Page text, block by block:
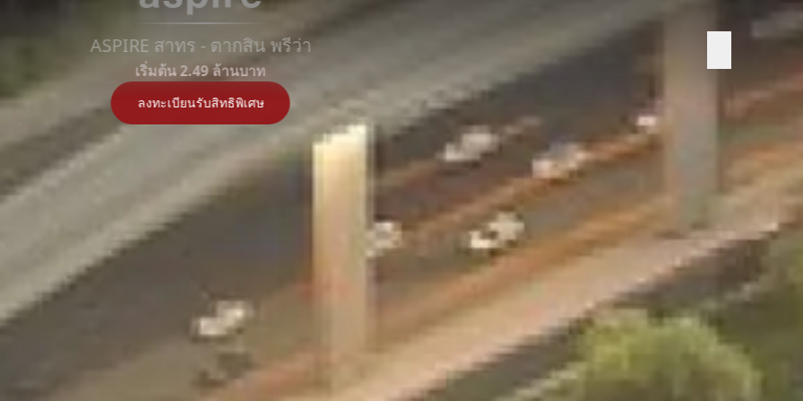
โปรโมชัน
ข้อมูล
ที่ตั้ง
ลง
ASPIRE สาทร - ตากสิน พรีว่า
เริ่มต้น 2.49 ล้านบาท
ลงทะเบียนรับสิทธิพิเศษ